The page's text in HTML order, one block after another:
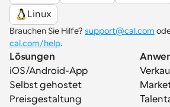
Linux
Brauchen Sie Hilfe? support@cal.com
cal.com/help.
Lösungen
iOS/Android-App
Selbst gehostet
Preisgestaltung